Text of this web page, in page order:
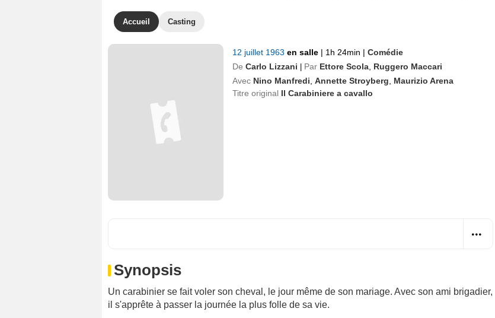
Accueil Casting
12 juillet 1963 en salle | 1h 24min | Comédie
De Carlo Lizzani Par Ettore Scola Ruggero Maccari
Avec Nino Manfredi Annette Stroyberg
Maurizio Arena
Titre original Il Carabiniere a cavallo
Synopsis
Un carabinier se fait voler son cheval, le jour même de son mariage. Avec son ami brigadier,
il s'apprête à passer la journée la plus folle de sa vie.